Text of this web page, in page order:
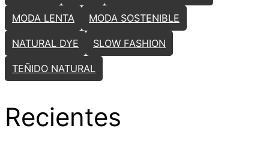
MODA LENTA MODA SOSTENIBLE
NATURAL DYE SLOW FASHION
TEÑIDO NATURAL
Recientes